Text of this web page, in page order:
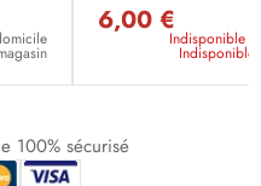
6,00 €
Indisponible
Indisponible
100% sécurisé